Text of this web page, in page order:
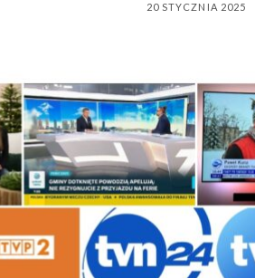
20 STYCZNIA 2025